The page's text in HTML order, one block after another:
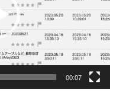
00:07